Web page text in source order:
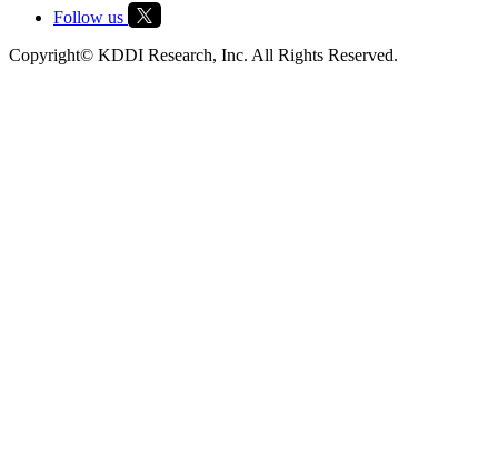
Follow us
Copyright© KDDI Research, Inc. All Rights Reserved.